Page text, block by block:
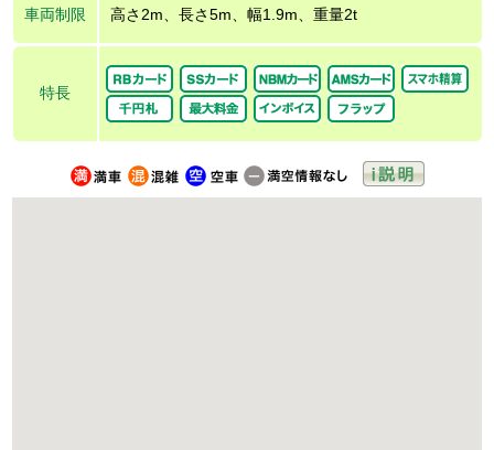
車両制限 高さ2m、長さ5m、幅1.9m、重量2t
特長